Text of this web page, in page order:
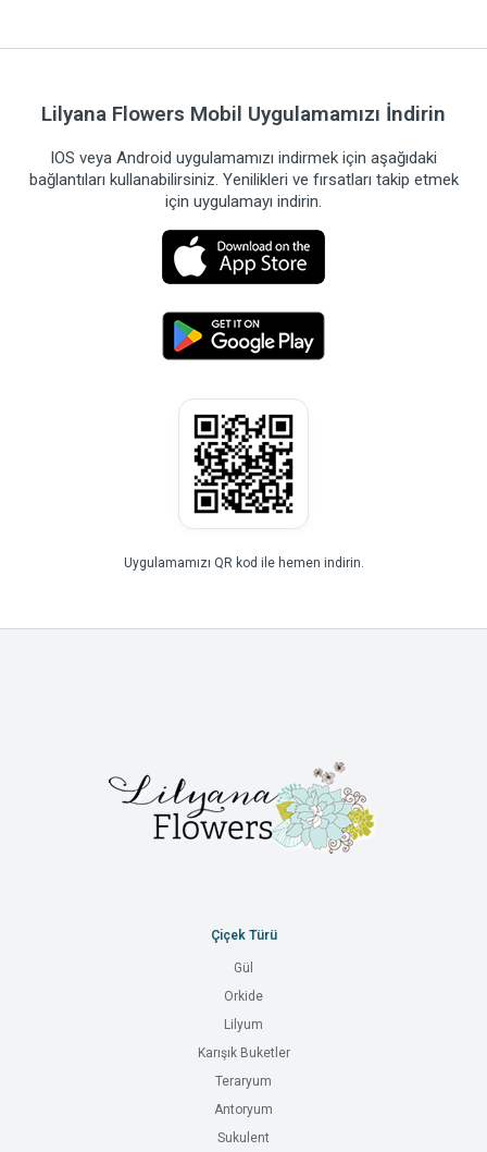
Lilyana Flowers Mobil Uygulamamızı İndirin
IOS veya Android uygulamamızı indirmek için aşağıdaki
bağlantıları kullanabilirsiniz. Yenilikleri ve fırsatları takip etmek
için uygulamayı indirin.
Uygulamamızı QR kod ile hemen indirin.
Çiçek Türü
Gül
Orkide
Lilyum
Karışık Buketler
Teraryum
Antoryum
Sukulent